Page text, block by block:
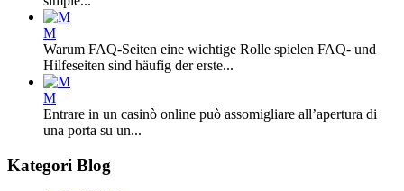
M
Warum FAQ-Seiten eine wichtige Rolle spielen FAQ- und
Hilfeseiten sind häufig der erste...
M
Entrare in un casinò online può assomigliare all’apertura di
una porta su un...
Kategori Blog